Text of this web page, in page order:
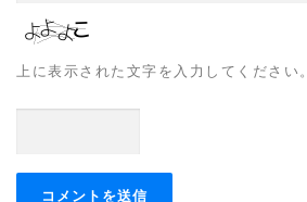
上に表示された文字を入力してください。